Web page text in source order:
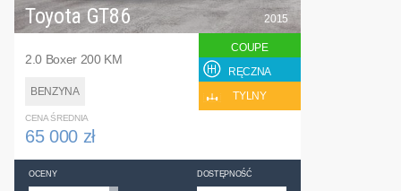
Toyota GT86
2.0 Boxer 200 KM
BENZYNA
2015
COUPE
RĘCZNA
TYLNY
CENA ŚREDNIA
65 000 zł
OCENY DOSTĘPNOŚĆ